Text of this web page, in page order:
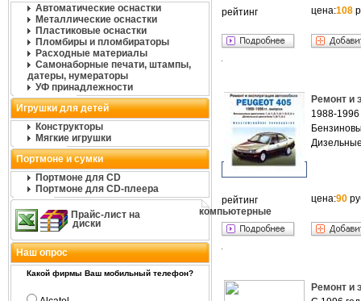
Автоматические оснастки
Металлические оснастки
Пластиковые оснастки
Пломбиры и пломбираторы
Расходные материалы
Самонаборные печати, штампы,
датеры, нумераторы
УФ принадлежности
Игрушки для детей
Конструкторы
Мягкие игрушки
Портмоне и сумки
Портмоне для CD
Портмоне для CD-плеера
Прайс-лист на
компьютерные
диски
Наш опрос
Какой фирмы Ваш мобильный телефон?
рейтинг цена:108
Ремонт и
1988-1996
рейтинг цена:90
Ремонт и